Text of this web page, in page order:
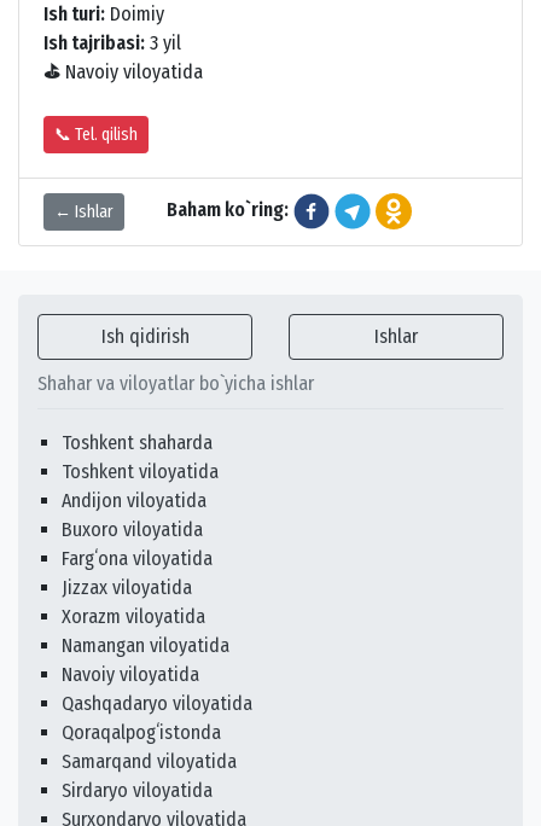
Ish turi: Doimiy
Ish tajribasi: 3 yil
⛳ Navoiy viloyatida
📞 Tel. qilish
← Ishlar Baham ko`ring:
Ish qidirish Ishlar
Shahar va viloyatlar bo`yicha ishlar
Toshkent shaharda
Toshkent viloyatida
Andijon viloyatida
Buxoro viloyatida
Fargʻona viloyatida
Jizzax viloyatida
Xorazm viloyatida
Namangan viloyatida
Navoiy viloyatida
Qashqadaryo viloyatida
Qoraqalpogʻistonda
Samarqand viloyatida
Sirdaryo viloyatida
Surxondaryo viloyatida